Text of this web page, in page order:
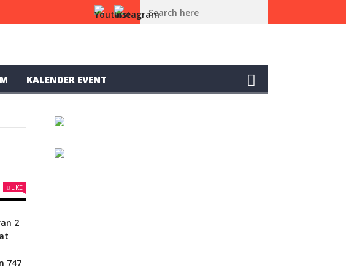
X SA63 KEMBALI TERCEPAT DI PBS NIGHT RACE DRAG BIKE CHAMPIONSHIP 2026
KALENDER EVENT
LIKE
2
747